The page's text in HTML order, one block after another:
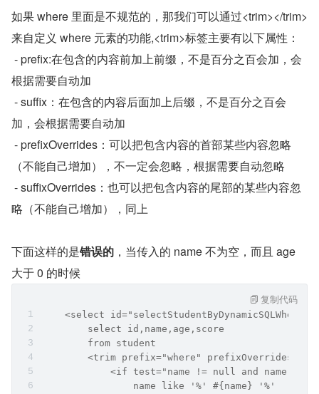
如果 where 里面是不规范的，那我们可以通过<trim></trim>
来自定义 where 元素的功能,<trim>标签主要有以下属性：
根据需要自动加
加，会根据需要自动加
（不能自己增加），不一定会忽略，根据需要自动忽略
略（不能自己增加），同上
下面这样的是错误的 ，当传入的 name 不为空，而且 age
大于 0 的时候
<select id="selectStudentByDynamicSQLWhere"
        select id,name,age,score
        from student
<trim prefix="where"
<if test="name != null and name !=
                name like '%' #{name} '%'
复制代码